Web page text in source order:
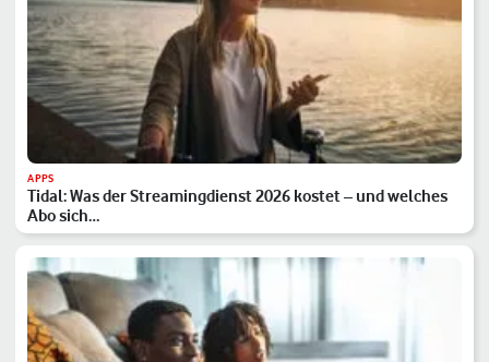
APPS
Tidal: Was der Streamingdienst 2026 kostet – und welches
Abo sich…